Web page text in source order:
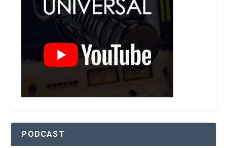
PODCAST